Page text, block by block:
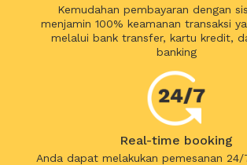
Kemudahan pembayaran dengan
menjamin 100% keamanan transaksi
melalui bank transfer, kartu kredit,
banking
Real-time booking
Anda dapat melakukan pemesanan